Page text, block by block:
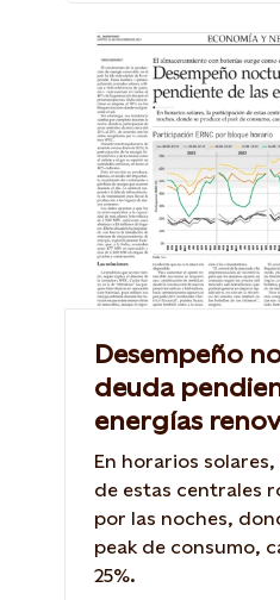
Desempeño
deuda
energías
En horarios
de estas centrales
por las noches,
peak de consumo,
25%.